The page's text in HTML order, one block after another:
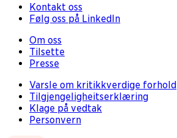
Kontakt oss
Følg oss på LinkedIn
Om oss
Tilsette
Presse
Varsle om kritikkverdige forhold
Tilgjengeligheitserklæring
Klage på vedtak
Personvern